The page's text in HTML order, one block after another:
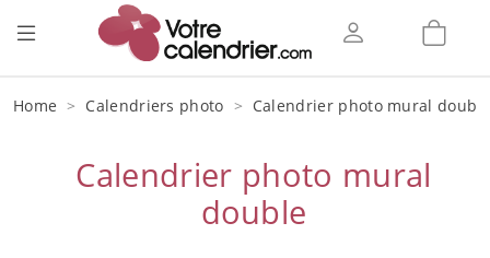
Home Calendriers photo Calendrier photo mural double
Calendrier photo mural
double